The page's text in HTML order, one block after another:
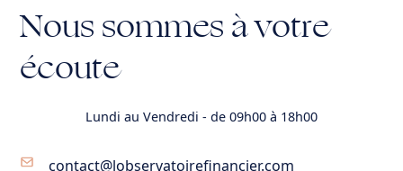
Nous sommes à votre
écoute
Lundi au Vendredi - de 09h00 à 18h00
contact@lobservatoirefinancier.com